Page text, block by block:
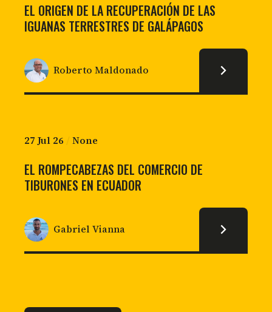
EL ORIGEN DE LA RECUPERACIÓN DE LAS
IGUANAS TERRESTRES DE GALÁPAGOS
Roberto Maldonado
27 Jul 26 None
EL ROMPECABEZAS DEL COMERCIO DE
TIBURONES EN ECUADOR
Gabriel Vianna